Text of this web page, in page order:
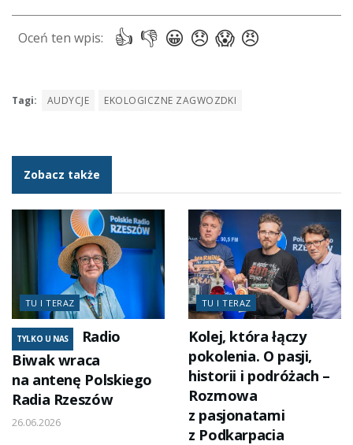
Tagi: AUDYCJE EKOLOGICZNE ZAGWOZDKI
Zobacz także
TU I TERAZ
TYLKO U NAS
Radio
Biwak wraca
na antenę Polskiego
Radia Rzeszów
26.06.2026
TU I TERAZ
Kolej, która łączy
pokolenia. O pasji,
historii i podróżach –
Rozmowa
z pasjonatami
z Podkarpacia